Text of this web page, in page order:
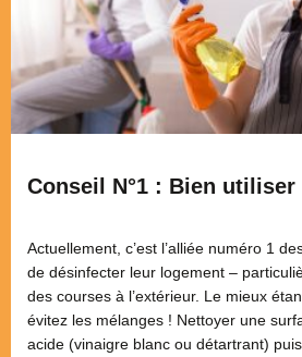
Conseil N°1 : Bien utiliser
Actuellement, c’est l’alliée numéro 1
de désinfecter leur logement –
des courses à l’extérieur. Le mieux
évitez les mélanges ! Nettoyer une
acide (vinaigre blanc ou détartrant)